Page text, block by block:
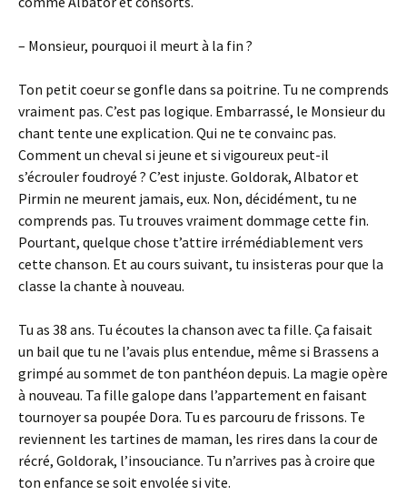
– Monsieur, pourquoi il meurt à la fin ?
Ton petit coeur se gonfle dans sa poitrine. Tu ne comprends
vraiment pas. C’est pas logique. Embarrassé, le Monsieur du
chant tente une explication. Qui ne te convainc pas.
Comment un cheval si jeune et si vigoureux peut-il
s’écrouler foudroyé ? C’est injuste. Goldorak, Albator et
Pirmin ne meurent jamais, eux. Non, décidément, tu ne
comprends pas. Tu trouves vraiment dommage cette fin.
Pourtant, quelque chose t’attire irrémédiablement vers
cette chanson. Et au cours suivant, tu insisteras pour que la
classe la chante à nouveau.
Tu as 38 ans. Tu écoutes la chanson avec ta fille. Ça faisait
un bail que tu ne l’avais plus entendue, même si Brassens a
grimpé au sommet de ton panthéon depuis. La magie opère
à nouveau. Ta fille galope dans l’appartement en faisant
tournoyer sa poupée Dora. Tu es parcouru de frissons. Te
reviennent les tartines de maman, les rires dans la cour de
récré, Goldorak, l’insouciance. Tu n’arrives pas à croire que
ton enfance se soit envolée si vite.